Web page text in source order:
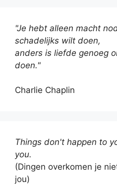
"Je hebt alleen macht
schadelijks wilt doen,
anders is liefde genoeg
doen."
Charlie Chaplin
Things don't happen to
you.
(Dingen overkomen je
jou)